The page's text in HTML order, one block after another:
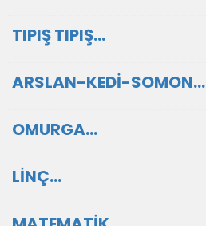
TIPIŞ TIPIŞ…
ARSLAN-KEDİ-SOMON…
OMURGA…
LİNÇ…